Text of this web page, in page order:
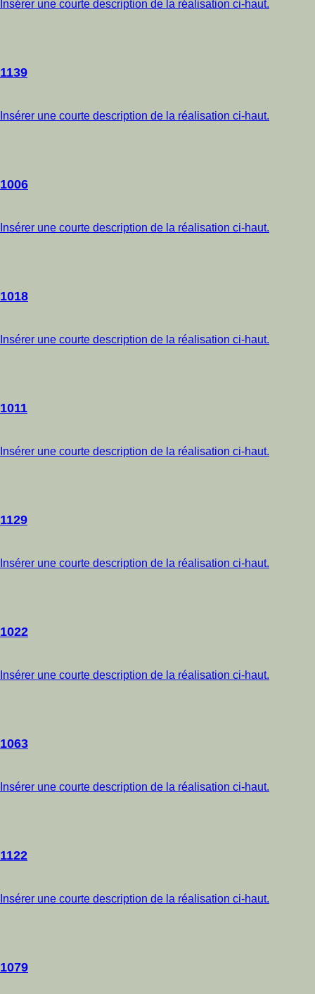
Insérer une courte description de la réalisation ci-haut.
1139
Insérer une courte description de la réalisation ci-haut.
1006
Insérer une courte description de la réalisation ci-haut.
1018
Insérer une courte description de la réalisation ci-haut.
1011
Insérer une courte description de la réalisation ci-haut.
1129
Insérer une courte description de la réalisation ci-haut.
1022
Insérer une courte description de la réalisation ci-haut.
1063
Insérer une courte description de la réalisation ci-haut.
1122
Insérer une courte description de la réalisation ci-haut.
1079